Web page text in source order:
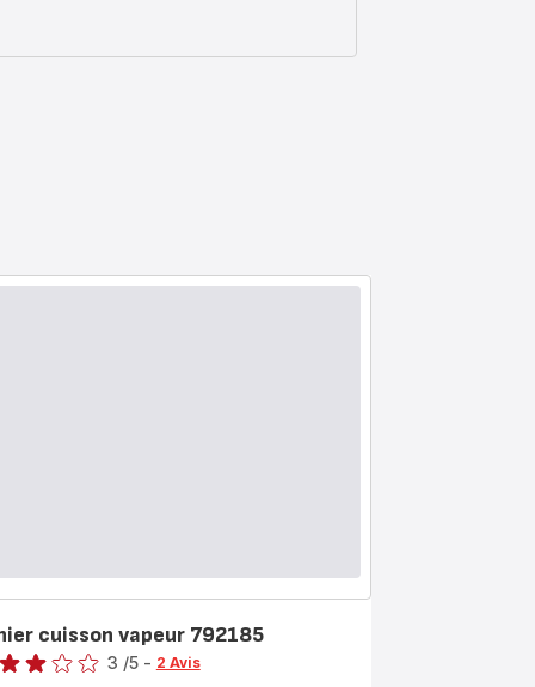
cuisson vapeur 792185
3 /5 - 2 Avis